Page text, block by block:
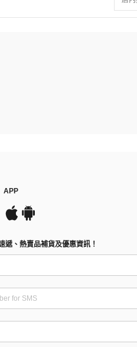
APP
遞、熱賣品補貨及優惠資訊！